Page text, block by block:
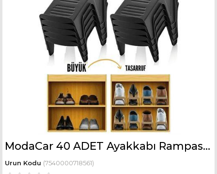
ModaCar 40 ADET Ayakkabı Rampası Yer Tasarruf Organizeri Mehle 718561 Toptan Paket
(7540000718561)